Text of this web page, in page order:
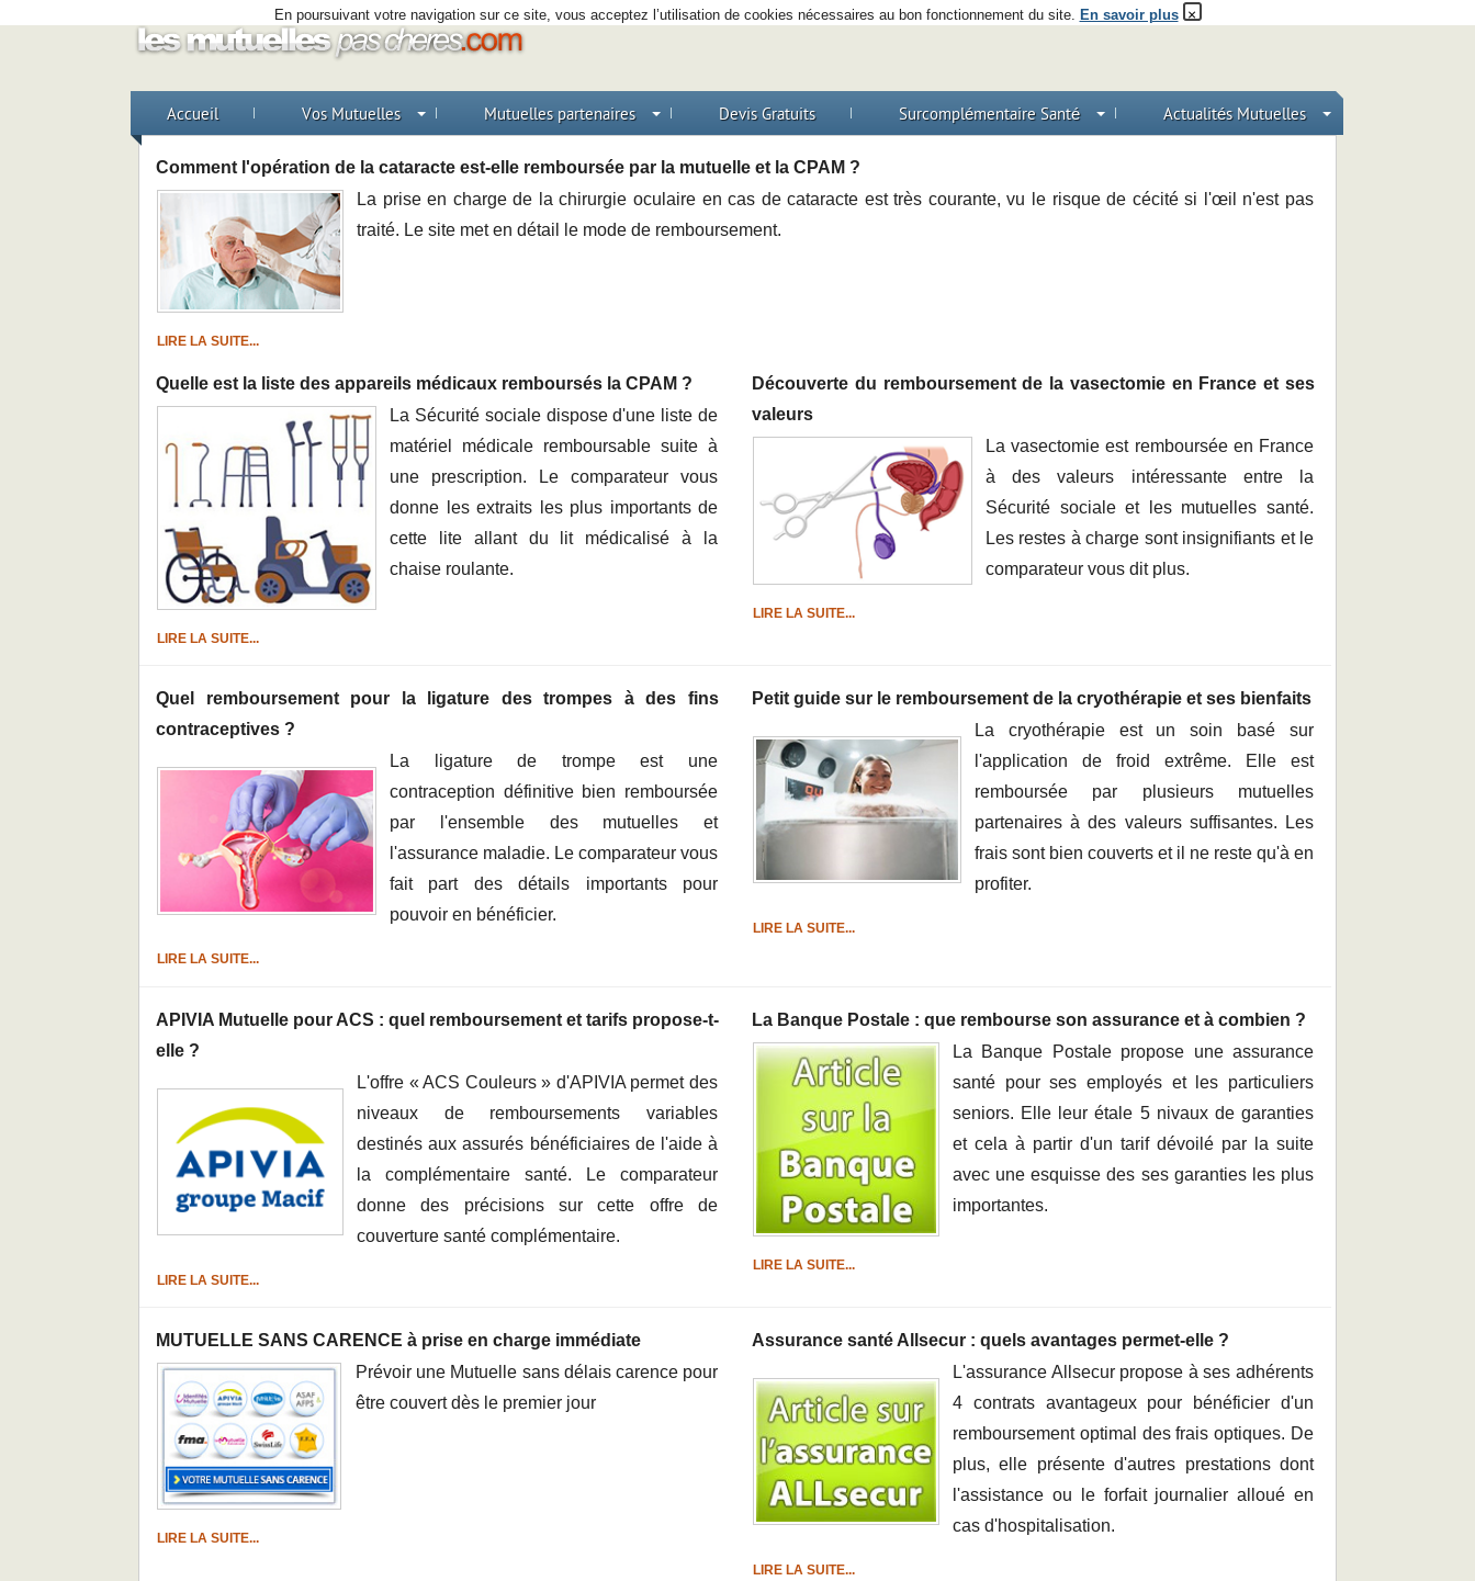
En poursuivant votre navigation sur ce site, vous acceptez l’utilisation de cookies nécessaires au bon fonctionnement du site. En savoir plus ×
Accueil Vos Mutuelles Mutuelles partenaires Devis Gratuits Surcomplémentaire Santé Actualités Mutuelles
LIRE LA SUITE...
Comment l'opération de la cataracte est-elle remboursée par la mutuelle et la CPAM ?
La prise en charge de la chirurgie oculaire en cas de cataracte est très courante, vu le risque de cécité si l'œil n'est pas
traité. Le site met en détail le mode de remboursement.
LIRE LA SUITE...
Quelle est la liste des appareils médicaux remboursés la CPAM ?
La Sécurité sociale dispose d'une liste de
matériel médicale remboursable suite à
une prescription. Le comparateur vous
donne les extraits les plus importants de
cette lite allant du lit médicalisé à la
chaise roulante.
LIRE LA SUITE...
Découverte du remboursement de la vasectomie en France et ses
valeurs
La vasectomie est remboursée en France
à des valeurs intéressante entre la
Sécurité sociale et les mutuelles santé.
Les restes à charge sont insignifiants et le
comparateur vous dit plus.
LIRE LA SUITE...
Quel remboursement pour la ligature des trompes à des fins
contraceptives ?
La ligature de trompe est une
contraception définitive bien remboursée
par l'ensemble des mutuelles et
l'assurance maladie. Le comparateur vous
fait part des détails importants pour
pouvoir en bénéficier.
LIRE LA SUITE...
Petit guide sur le remboursement de la cryothérapie et ses bienfaits
La cryothérapie est un soin basé sur
l'application de froid extrême. Elle est
remboursée par plusieurs mutuelles
partenaires à des valeurs suffisantes. Les
frais sont bien couverts et il ne reste qu'à en
profiter.
LIRE LA SUITE...
APIVIA Mutuelle pour ACS : quel remboursement et tarifs propose-t-
elle ?
L'offre « ACS Couleurs » d'APIVIA permet des
niveaux de remboursements variables
destinés aux assurés bénéficiaires de l'aide à
la complémentaire santé. Le comparateur
donne des précisions sur cette offre de
couverture santé complémentaire.
LIRE LA SUITE...
La Banque Postale : que rembourse son assurance et à combien ?
La Banque Postale propose une assurance
santé pour ses employés et les particuliers
seniors. Elle leur étale 5 nivaux de garanties
et cela à partir d'un tarif dévoilé par la suite
avec une esquisse des ses garanties les plus
importantes.
LIRE LA SUITE...
MUTUELLE SANS CARENCE à prise en charge immédiate
Prévoir une Mutuelle sans délais carence pour
être couvert dès le premier jour
LIRE LA SUITE...
Assurance santé Allsecur : quels avantages permet-elle ?
L'assurance Allsecur propose à ses adhérents
4 contrats avantageux pour bénéficier d'un
remboursement optimal des frais optiques. De
plus, elle présente d'autres prestations dont
l'assistance ou le forfait journalier alloué en
cas d'hospitalisation.